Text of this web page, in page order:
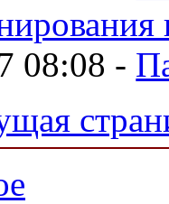
08:08 -